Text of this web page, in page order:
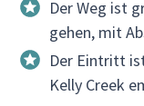
Der Weg ist
gehen, mit
Der Eintritt
Kelly Creek